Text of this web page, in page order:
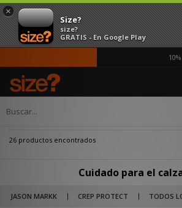
×
Size?
size?
GRATIS - En Google Play
10%
Página principal
26 productos encontrados
Cuidado para el
JASON MARKK CREP PROTECT TODOS
Mantén intactas todas tus zapatillas con nuestra
y limpiadores de calzado de marcas como Crep